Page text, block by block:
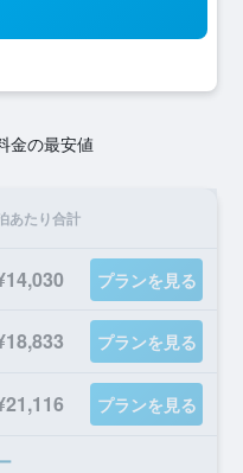
金の最安値
あたり合計
プランを見る
プランを見る
プランを見る